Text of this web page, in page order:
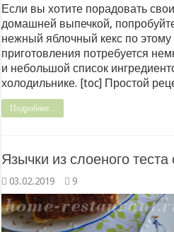
Если вы хотите порадовать
домашней выпечкой,
нежный яблочный кекс по этому
приготовления потребуется
и небольшой список
холодильнике. [toc] Простой
Подробнее...
Язычки из слоеного
03.02.2019 9